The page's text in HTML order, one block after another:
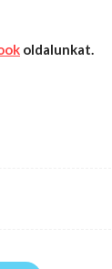
oldalunkat.